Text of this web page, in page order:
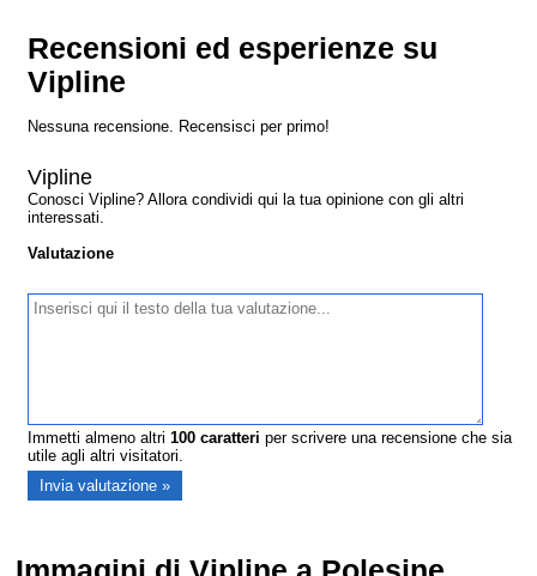
Recensioni ed esperienze su
Vipline
Nessuna recensione. Recensisci per primo!
Vipline
Conosci Vipline? Allora condividi qui la tua opinione con gli altri
interessati.
Valutazione
Immetti almeno altri100 caratteri per scrivere una recensione che sia
utile agli altri visitatori.